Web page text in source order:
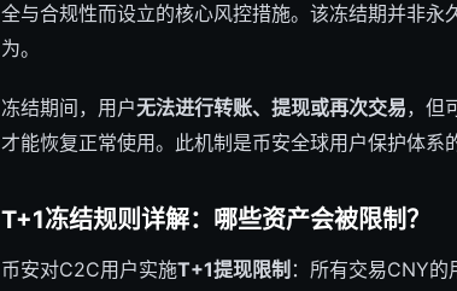
全与合规性而设立的核心风控措施。该冻结期并非
为。
冻结期间，用户无法进行转账、提现或再次交易，但
才能恢复正常使用。此机制是币安全球用户保护体系
T+1冻结规则详解：哪些资产会被限制？
币安对C2C用户实施T+1提现限制 ：所有交易CNY